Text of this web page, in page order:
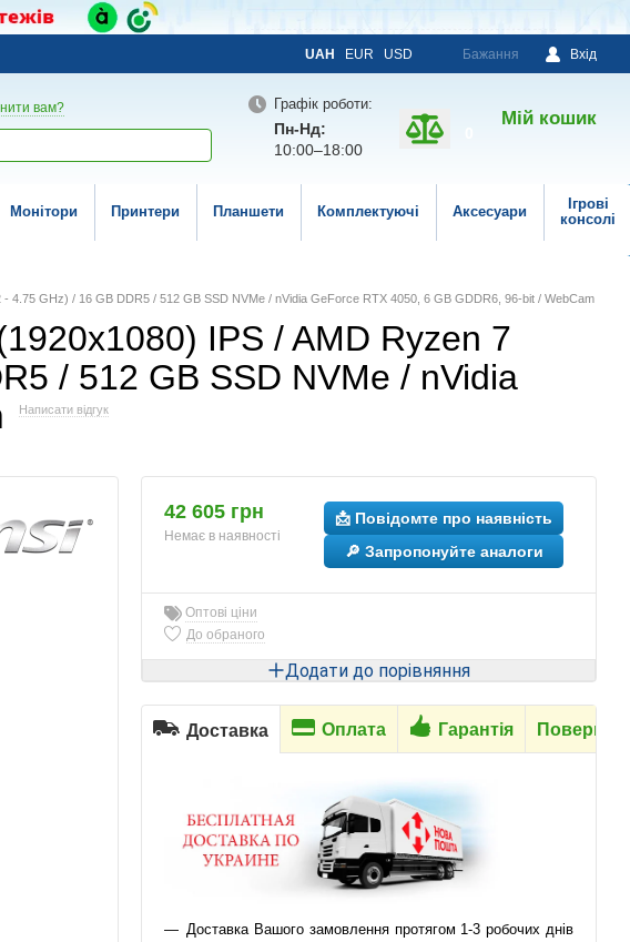
UAH EUR USD Бажання Вхід
вам? Графік роботи:
Пн-Нд:
10:00–18:00
Мій кошик
Монітори Принтери Планшети Комплектуючі Аксесуари
Ігрові
консолі
4.75 GHz) / 16 GB DDR5 / 512 GB SSD NVMe / nVidia GeForce RTX 4050, 6 GB GDDR6, 96-bit / WebCam
IPS / AMD Ryzen 7
/ 512 GB SSD NVMe / nVidia
Написати відгук
42 605 грн
Немає в наявності
📩 Повідомте про наявність
🔎 Запропонуйте аналоги
Оптові ціни
До обраного
Додати до порівняння
Доставка Оплата Гарантія
Доставка Вашого замовлення протягом 1-3 робочих днів